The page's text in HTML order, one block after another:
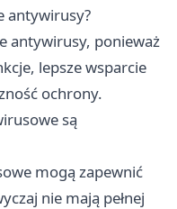
antywirusy?
antywirusy, ponieważ
lepsze wsparcie
ochrony.
są
mogą zapewnić
nie mają pełnej